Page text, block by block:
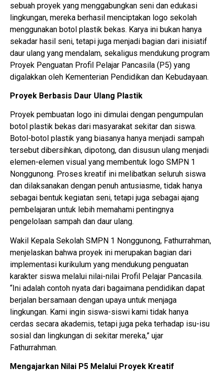
sebuah proyek yang menggabungkan seni dan edukasi
lingkungan, mereka berhasil menciptakan logo sekolah
menggunakan botol plastik bekas. Karya ini bukan hanya
sekadar hasil seni, tetapi juga menjadi bagian dari inisiatif
daur ulang yang mendalam, sekaligus mendukung program
Proyek Penguatan Profil Pelajar Pancasila (P5) yang
digalakkan oleh Kementerian Pendidikan dan Kebudayaan.
Proyek Berbasis Daur Ulang Plastik
Proyek pembuatan logo ini dimulai dengan pengumpulan
botol plastik bekas dari masyarakat sekitar dan siswa.
Botol-botol plastik yang biasanya hanya menjadi sampah
tersebut dibersihkan, dipotong, dan disusun ulang menjadi
elemen-elemen visual yang membentuk logo SMPN 1
Nonggunong. Proses kreatif ini melibatkan seluruh siswa
dan dilaksanakan dengan penuh antusiasme, tidak hanya
sebagai bentuk kegiatan seni, tetapi juga sebagai ajang
pembelajaran untuk lebih memahami pentingnya
pengelolaan sampah dan daur ulang.
Wakil Kepala Sekolah SMPN 1 Nonggunong, Fathurrahman,
menjelaskan bahwa proyek ini merupakan bagian dari
implementasi kurikulum yang mendukung penguatan
karakter siswa melalui nilai-nilai Profil Pelajar Pancasila.
“Ini adalah contoh nyata dari bagaimana pendidikan dapat
berjalan bersamaan dengan upaya untuk menjaga
lingkungan. Kami ingin siswa-siswi kami tidak hanya
cerdas secara akademis, tetapi juga peka terhadap isu-isu
sosial dan lingkungan di sekitar mereka,” ujar
Fathurrahman.
Mengajarkan Nilai P5 Melalui Proyek Kreatif